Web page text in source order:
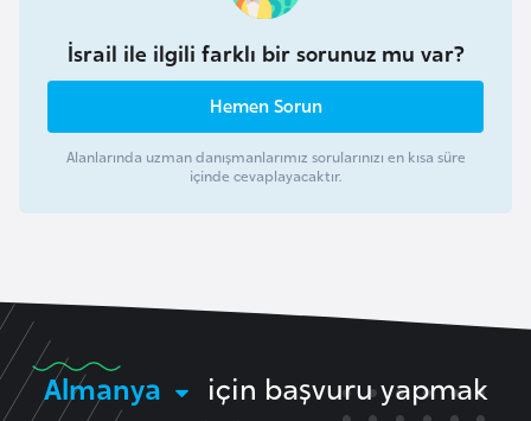
İsrail ile ilgili farklı bir sorunuz mu var?
Hemen Sorun
Alanlarında uzman danışmanlarımız sorularınızı en kısa süre
içinde cevaplayacaktır.
Almanya
için başvuru yapmak
B
u
r
k